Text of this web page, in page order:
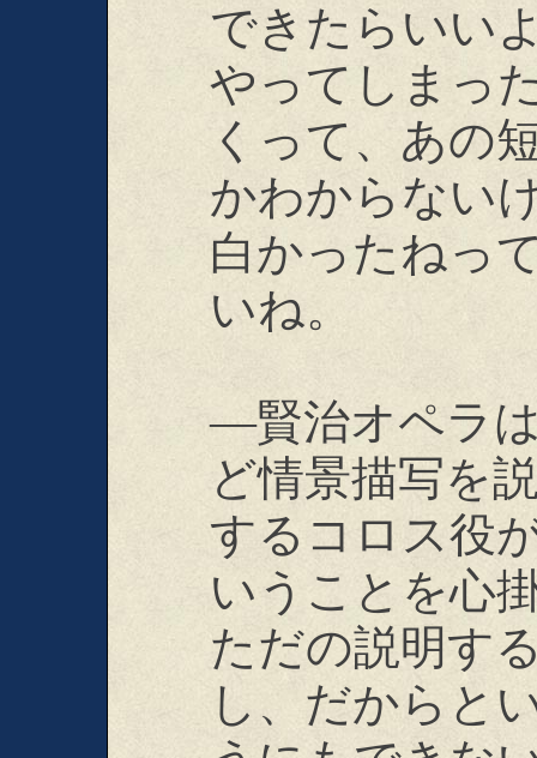
できたらいい
やってしまっ
くって、あの
かわからない
白かったねっ
いね。
―賢治オペラ
ど情景描写を
するコロス役
いうことを心
ただの説明す
し、だからと